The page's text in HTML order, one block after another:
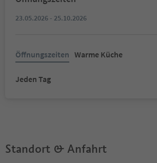
23.05.2026 - 25.10.2026
Öffnungszeiten Warme Küche
Jeden Tag
Standort & Anfahrt